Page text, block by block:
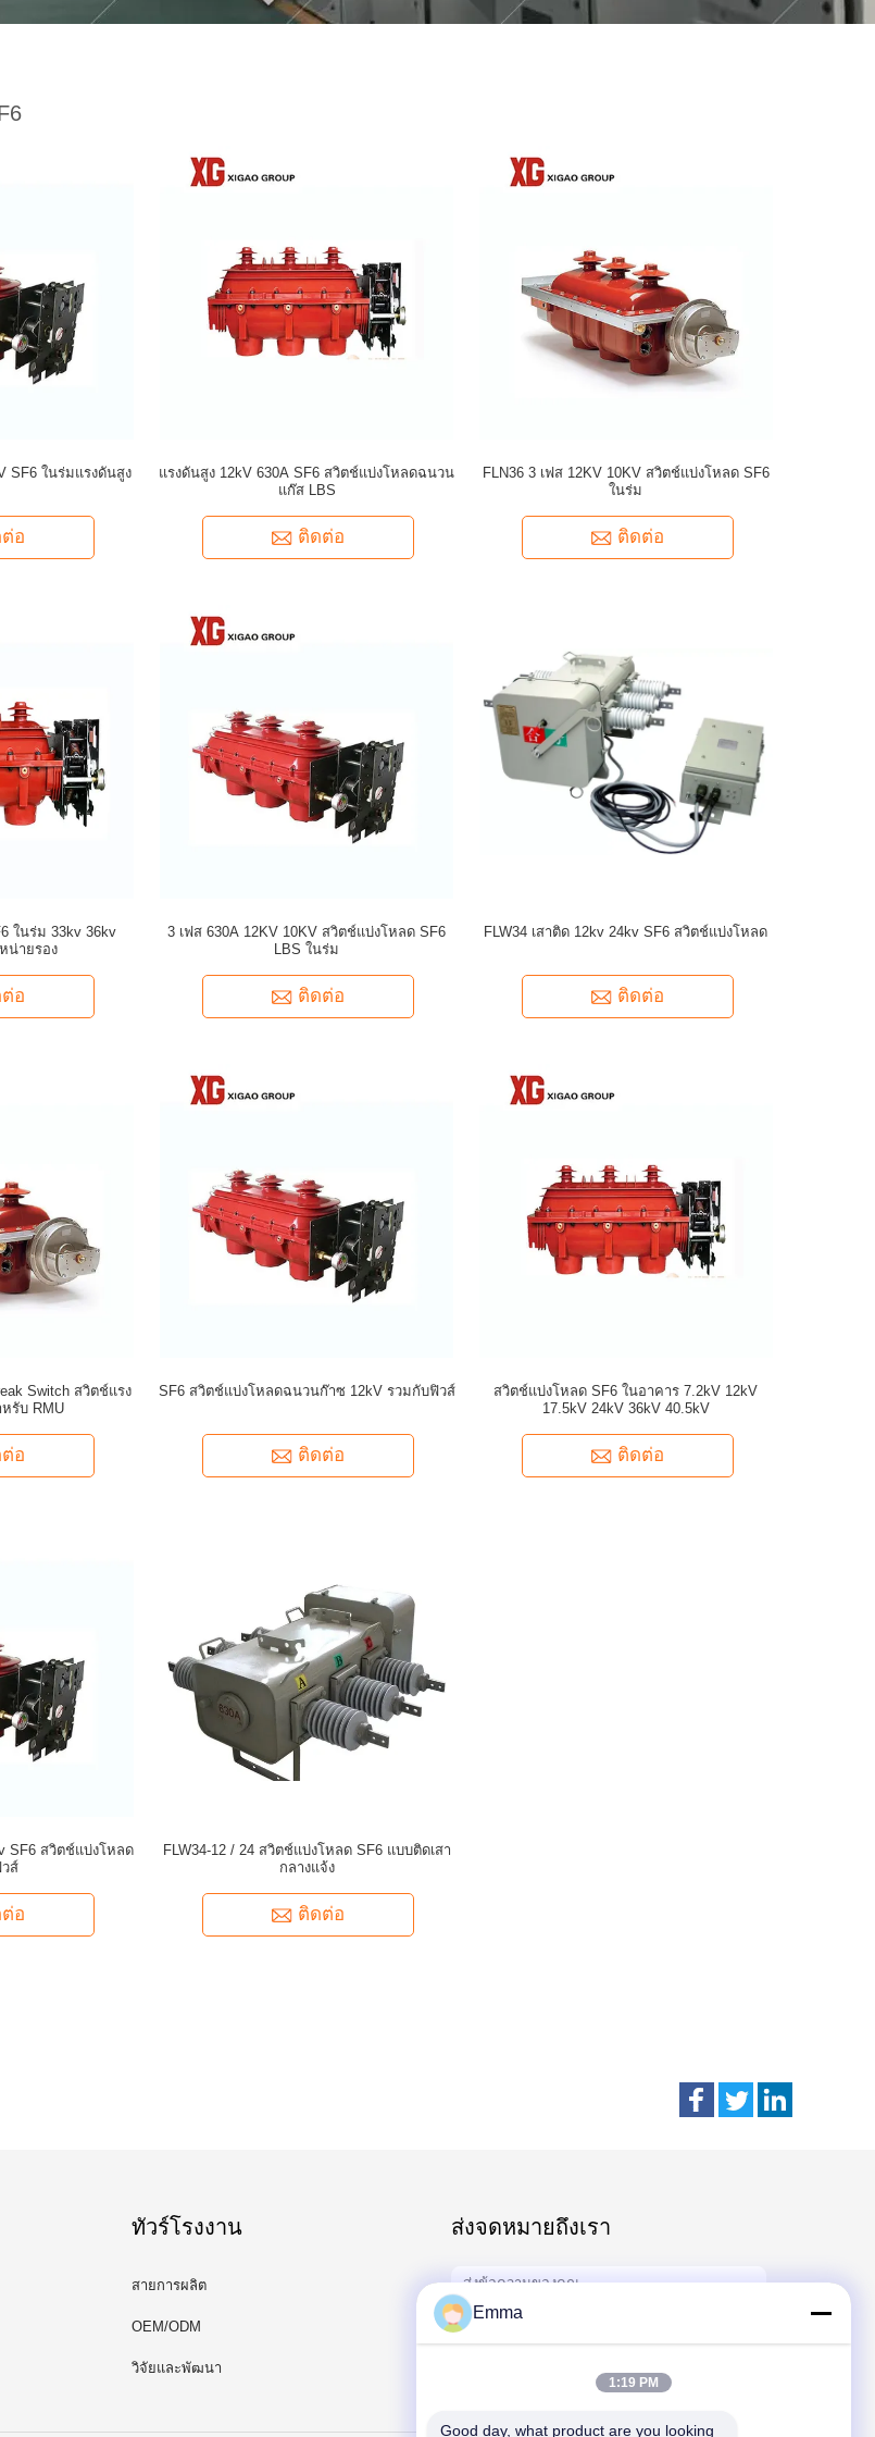
SF6 ในร่มแรงดันสูง
อ
แรงดันสูง 12kV 630A SF6 สวิตช์แบ่งโหลดฉนวน
แก๊ส LBS
ติดต่อ
FLN36 3 เฟส 12KV 10KV สวิตช์แบ่งโหลด SF6
ในร่ม
ติดต่อ
ในร่ม 33kv 36kv
น่ายรอง
อ
3 เฟส 630A 12KV 10KV สวิตช์แบ่งโหลด SF6
LBS ในร่ม
ติดต่อ
FLW34 เสาติด 12kv 24kv SF6 สวิตช์แบ่งโหลด
ติดต่อ
Switch สวิตช์แรง
รับ RMU
อ
SF6 สวิตช์แบ่งโหลดฉนวนก๊าซ 12kV รวมกับฟิวส์
ติดต่อ
สวิตช์แบ่งโหลด SF6 ในอาคาร 7.2kV 12kV
17.5kV 24kV 36kV 40.5kV
ติดต่อ
SF6 สวิตช์แบ่งโหลด
ส์
อ
FLW34-12 / 24 สวิตช์แบ่งโหลด SF6 แบบติดเสา
กลางแจ้ง
ติดต่อ
ทัวร์โรงงาน
สายการผลิต
OEM/ODM
วิจัยและพัฒนา
ส่งจดหมายถึงเรา
Emma
1:19 PM
Good day, what product are you looking